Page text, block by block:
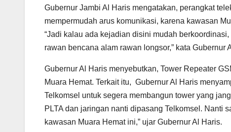
Gubernur Jambi Al Haris mengatakan, perangkat
mempermudah arus komunikasi, karena kawasan
“Jadi kalau ada kejadian disini mudah
rawan bencana alam rawan longsor,” kata Gubernur
Gubernur Al Haris menyebutkan, Tower Repeater
Muara Hemat. Terkait itu, Gubernur Al Haris
Telkomsel untuk segera membangun tower yang
PLTA dan jaringan nanti dipasang Telkomsel. Nanti
kawasan Muara Hemat ini,” ujar Gubernur Al Haris.